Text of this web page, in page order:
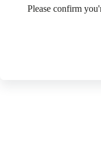
Please confirm